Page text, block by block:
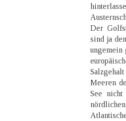
Der
sind ja
ungemein
Meeren
See